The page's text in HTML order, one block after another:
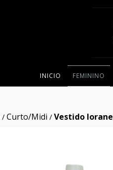
INICIO FEMININO
/ Curto/Midi / Vestido Iorane